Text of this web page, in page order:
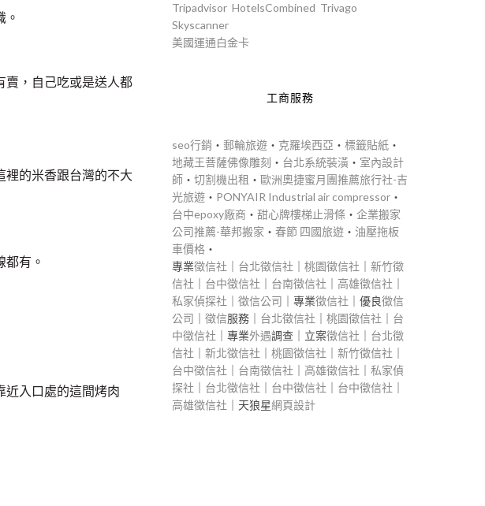
。
賣，自己吃或是送人都
裡的米香跟台灣的不大
有。
近入口處的這間烤肉
Tripadvisor HotelsCombined Trivago
Skyscanner
美國運通白金卡
工商服務
seo行銷 ‧ 郵輪旅遊 ‧ 克羅埃西亞 ‧ 標籤貼紙 ‧
地藏王菩薩佛像雕刻 ‧ 台北系統裝潢 ‧ 室內設計
師 ‧ 切割機出租 ‧ 歐洲奧捷蜜月團推薦旅行社-吉
光旅遊 ‧ PONYAIR Industrial air compressor ‧
台中epoxy廠商 ‧ 甜心牌樓梯止滑條 ‧ 企業搬家
公司推薦-華邦搬家 ‧ 春節 四國旅遊 ‧ 油壓拖板
車價格 ‧
專業徵信社 台北徵信社 桃園徵信社
新竹徵
信社
台中徵信社 台南徵信社 高雄徵信社
私家偵探社
徵信公司 ｜專業徵信社 ｜優良徵信
公司
徵信服務｜ 台北徵信社 桃園徵信社
台
中徵信社 ｜專業外遇調查｜立案徵信社
台北徵
信社
新北徵信社 桃園徵信社 新竹徵信社
台中徵信社
台南徵信社 高雄徵信社
私家偵
探社
台北徵信社 台中徵信社 台中徵信社
高雄徵信社 ｜天狼星網頁設計